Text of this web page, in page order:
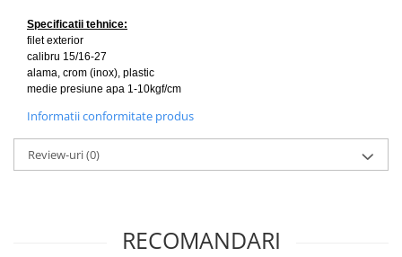
Specificatii tehnice:
filet exterior
calibru 15/16-27
alama, crom (inox), plastic
medie presiune apa 1-10kgf/cm
Informatii conformitate produs
Review-uri(0)
RECOMANDARI